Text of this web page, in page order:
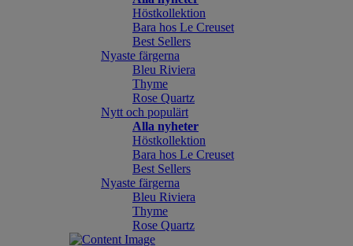
Höstkollektion
Bara hos Le Creuset
Best Sellers
Nyaste färgerna
Bleu Riviera
Thyme
Rose Quartz
Nytt och populärt
Alla nyheter
Höstkollektion
Bara hos Le Creuset
Best Sellers
Nyaste färgerna
Bleu Riviera
Thyme
Rose Quartz